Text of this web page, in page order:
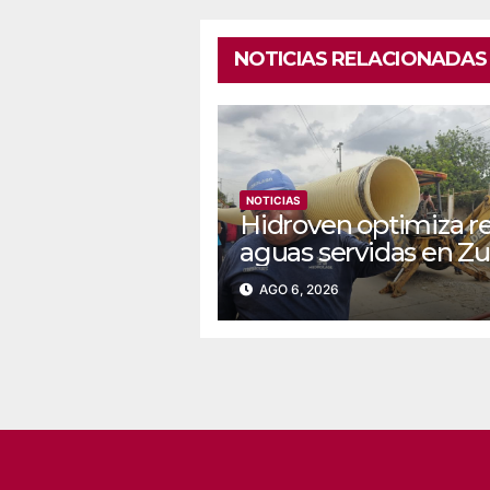
NOTICIAS RELACIONADAS
NOTICIAS
Hidroven optimiza
aguas servidas en
AGO 6, 2026